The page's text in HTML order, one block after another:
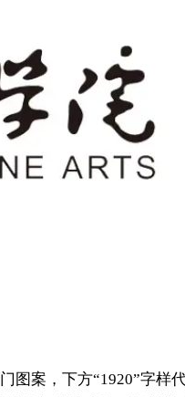
案，下方“1920”字样